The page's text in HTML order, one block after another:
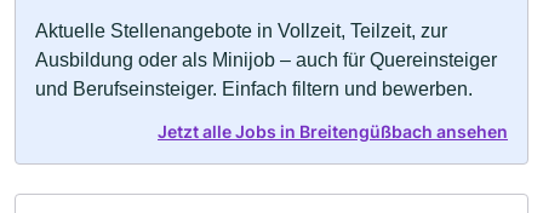
Aktuelle Stellenangebote in Vollzeit, Teilzeit, zur
Ausbildung oder als Minijob – auch für Quereinsteiger
und Berufseinsteiger. Einfach filtern und bewerben.
Jetzt alle Jobs in Breitengüßbach ansehen